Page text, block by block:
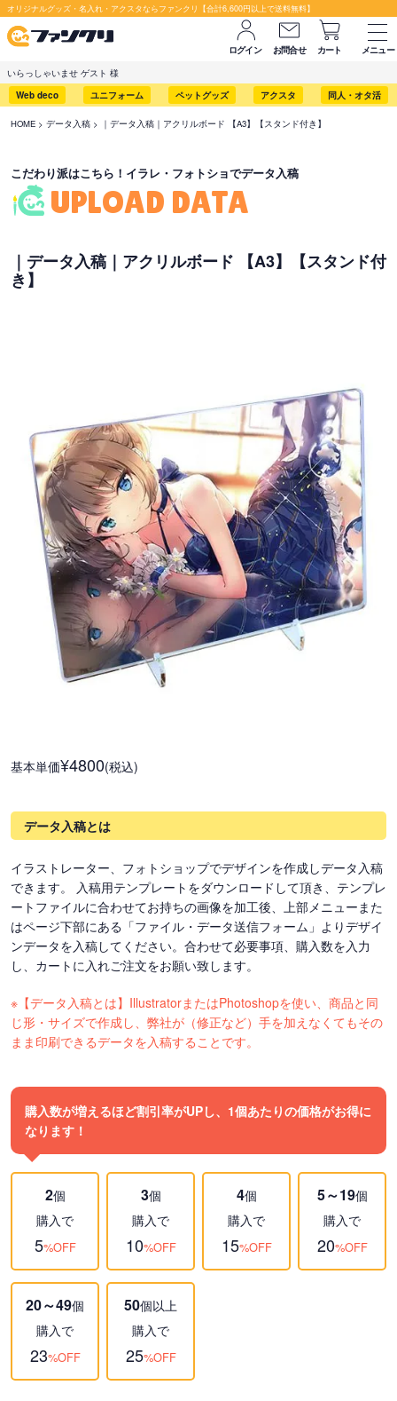
オリジナルグッズ・名入れ・アクスタならファンクリ【合計6,600円以上で送料無料】
ログイン お問合せ カート
メニュー
いらっしゃいませ ゲスト 様
Web deco
ユニフォーム ペットグッズ アクスタ 同人・オタ活
HOME データ入稿 ｜データ入稿｜アクリルボード 【A3】【スタンド付き】
こだわり派はこちら！イラレ・フォトショでデータ入稿
UPLOAD DATA
｜データ入稿｜アクリルボード 【A3】【スタンド付
き】
基本単価¥4800(税込)
データ入稿とは
イラストレーター、フォトショップでデザインを作成しデータ入稿
できます。 入稿用テンプレートをダウンロードして頂き、テンプレ
ートファイルに合わせてお持ちの画像を加工後、上部メニューまた
はページ下部にある「ファイル・データ送信フォーム」よりデザイ
ンデータを入稿してください。合わせて必要事項、購入数を入力
し、カートに入れご注文をお願い致します。
※【データ入稿とは】IllustratorまたはPhotoshopを使い、商品と同
じ形・サイズで作成し、弊社が（修正など）手を加えなくてもその
まま印刷できるデータを入稿することです。
購入数が増えるほど割引率がUPし、1個あたりの価格がお得に
なります！
2個
購入で
5%OFF
3個
購入で
10%OFF
4個
購入で
15%OFF
5～19個
購入で
20%OFF
20～49個
購入で
23%OFF
50個以上
購入で
25%OFF